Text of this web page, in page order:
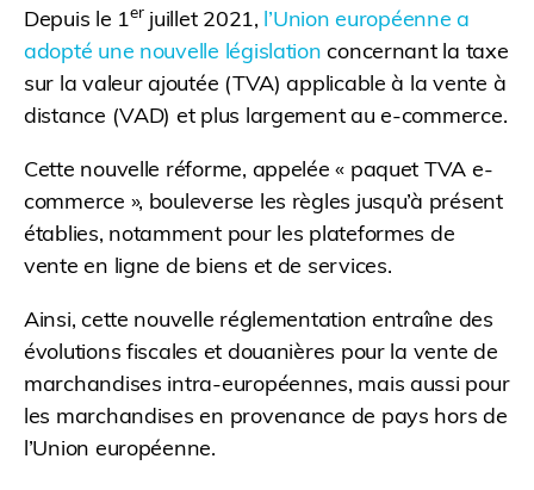
Depuis le 1erjuillet 2021, l’Union européenne a
adopté une nouvelle législation concernant la taxe
sur la valeur ajoutée (TVA) applicable à la vente à
distance (VAD) et plus largement au e-commerce.
Cette nouvelle réforme, appelée « paquet TVA e-
commerce », bouleverse les règles jusqu’à présent
établies, notamment pour les plateformes de
vente en ligne de biens et de services.
Ainsi, cette nouvelle réglementation entraîne des
évolutions fiscales et douanières pour la vente de
marchandises intra-européennes, mais aussi pour
les marchandises en provenance de pays hors de
l’Union européenne.